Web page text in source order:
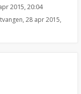
2015, 20:04
, 28 apr 2015,